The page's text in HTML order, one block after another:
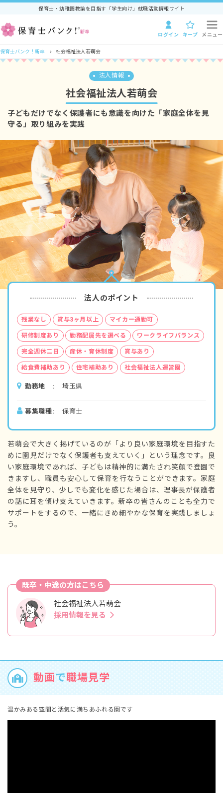
保育士・幼稚園教諭を目指す「学生向け」就職活動情報サイト
ログイン キープ メニュー
保育士バンク！新卒 社会福祉法人若萌会
法人情報
社会福祉法人若萌会
子どもだけでなく保護者にも意識を向けた「家庭全体を見
守る」取り組みを実践
法人のポイント
残業なし 賞与3ヶ月以上 マイカー通勤可
研修制度あり 勤務配属先を選べる ワークライフバランス
完全週休二日 産休・育休制度 賞与あり
給食費補助あり 住宅補助あり 社会福祉法人運営園
勤務地 埼玉県
募集職種 保育士
若萌会で大きく掲げているのが「より良い家庭環境を目指すた
めに園児だけでなく保護者も支えていく」という理念です。良
い家庭環境であれば、子どもは精神的に満たされ笑顔で登園で
きますし、職員も安心して保育を行なうことができます。家庭
全体を見守り、少しでも変化を感じた場合は、理事長が保護者
の話に耳を傾け支えていきます。新卒の皆さんのことも全力で
サポートをするので、一緒にきめ細やかな保育を実践しましょ
う。
既卒・中途の方はこちら
社会福祉法人若萌会
採用情報を見る
動画で職場見学
温かみある空間と活気に満ちあふれる園です